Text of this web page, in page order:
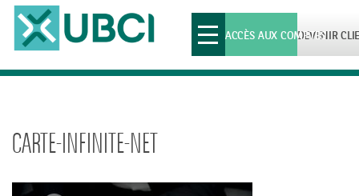
Toggle
navigationDEVENIR
ACCÈS AUX COMPTES
CARTE-INFINITE-NET